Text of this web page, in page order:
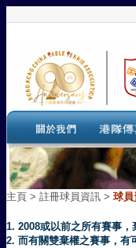
主頁 > 註冊球員資訊 > 球員
1. 2008或以前之所有賽事，
2. 而有關雙棄權之賽事，有